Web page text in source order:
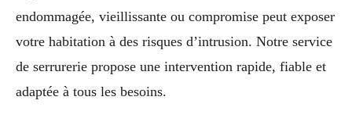
endommagée, vieillissante ou compromise peut exposer
votre habitation à des risques d’intrusion. Notre service
de serrurerie propose une intervention rapide, fiable et
adaptée à tous les besoins.